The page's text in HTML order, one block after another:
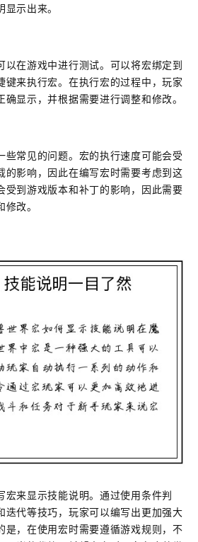
示出来。
以在游戏中进行测试。可以将宏绑定到
键来执行宏。在执行宏的过程中，玩家
显示，并根据需要进行调整和修改。
些常见的问题。宏的执行速度可能会受
的影响，因此在编写宏时需要考虑到这
受到游戏版本和补丁的影响，因此需要
改。
宏来显示技能说明。通过使用条件判
迭代等技巧，玩家可以编写出更加强大
是，在使用宏时需要遵循游戏规则，不